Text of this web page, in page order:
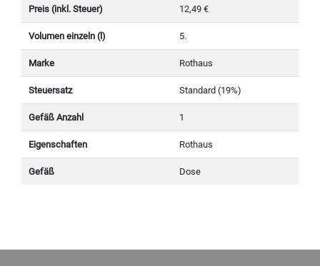
Preis (inkl. Steuer) 12,49 €
Volumen einzeln (l) 5.
Marke Rothaus
Steuersatz Standard (19%)
Gefäß Anzahl 1
Eigenschaften Rothaus
Gefäß Dose